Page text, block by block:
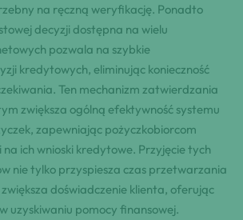
na ręczną weryfikację. Ponadto
decyzji dostępna na wielu
pozwala na szybkie
kredytowych, eliminując konieczność
Ten mechanizm zatwierdzania
zwiększa ogólną efektywność systemu
zapewniając pożyczkobiorcom
ich wnioski kredytowe. Przyjęcie tych
nie tylko przyspiesza czas przetwarzania
doświadczenie klienta, oferując
uzyskiwaniu pomocy finansowej.